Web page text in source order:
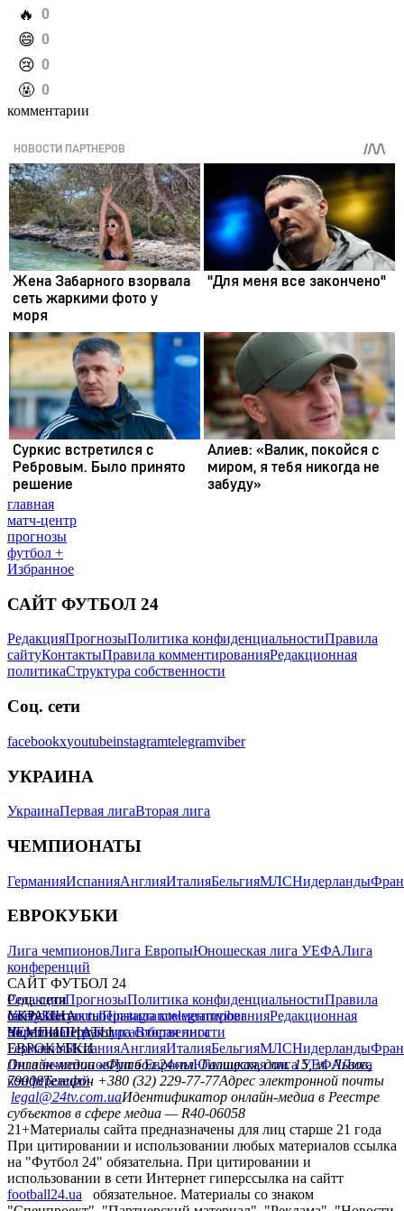
️🔥 0
️😄 0
️😢 0
️🤬 0
комментарии
главная
матч-центр
прогнозы
футбол +
Избранное
САЙТ ФУТБОЛ 24
РедакцияПрогнозыПолитика конфиденциальностиПравила
сайтуКонтактыПравила комментированияРедакционная
политикаСтруктура собственности
Соц. сети
facebookxyoutubeinstagramtelegramviber
УКРАИНА
УкраинаПервая лигаВторая лига
ЧЕМПИОНАТЫ
ГерманияИспанияАнглияИталияБельгияМЛСНидерланды
ЕВРОКУБКИ
Лига чемпионовЛига ЕвропыЮношеская лига УЕФАЛига
конференций
САЙТ ФУТБОЛ 24
РедакцияПрогнозыПолитика конфиденциальностиПравила
сайтуКонтактыПравила комментированияРедакционная
политикаСтруктура собственности
Соц. сети
facebookxyoutubeinstagramtelegramviber
УКРАИНА
УкраинаПервая лигаВторая лига
ЧЕМПИОНАТЫ
ГерманияИспанияАнглияИталияБельгияМЛСНидерланды
ЕВРОКУБКИ
Лига чемпионовЛига ЕвропыЮношеская лига УЕФАЛига
конференций
Онлайн-медиа «Футбол 24»пл. Галицкая, дом. 15, м. Львов,
79008Телефон +380 (32) 229-77-77Адрес электронной почты
legal@24tv.com.uaИдентификатор онлайн-медиа в Реестре
субъектов в сфере медиа — R40-06058
21+Материалы сайта предназначены для лиц старше 21 года
При цитировании и использовании любых материалов ссылка
на "Футбол 24" обязательна. При цитировании и
использовании в сети Интернет гиперссылка на сайтт
football24.ua
обязательное. Материалы со знаком